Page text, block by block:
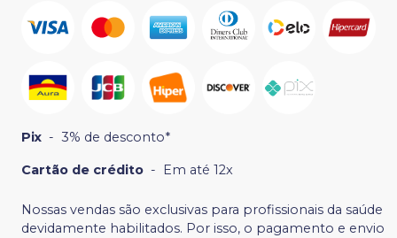
Pix - 3% de desconto*
Cartão de crédito - Em até 12x
Nossas vendas são exclusivas para profissionais da saúde
devidamente habilitados. Por isso, o pagamento e envio